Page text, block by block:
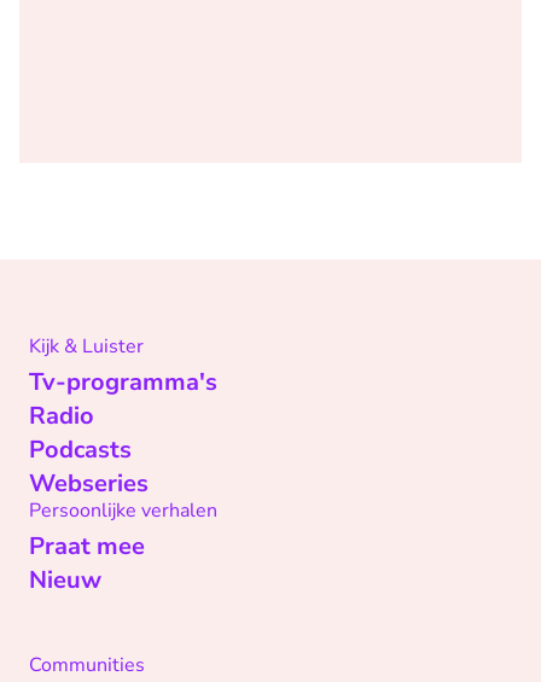
Kijk & Luister
Tv-programma's
Radio
Podcasts
Webseries
Persoonlijke verhalen
Praat mee
Nieuw
Communities